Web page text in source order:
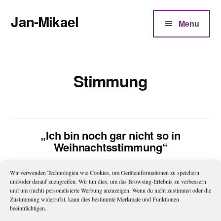
Wir verwenden Technologien wie Cookies, um Geräteinformationen zu speichern
und/oder darauf zuzugreifen. Wir tun dies, um das Browsing-Erlebnis zu verbessern
und um (nicht) personalisierte Werbung anzuzeigen. Wenn du nicht zustimmst oder die
Zustimmung widerrufst, kann dies bestimmte Merkmale und Funktionen
beeinträchtigen.
Inhalt
springen
menu
Jan-Mikael Menu
Stimmung
„Ich bin noch gar nicht so in
Weihnachtsstimmung“
Ob auf der Arbeit, beim Einkaufen oder unter Freunden. Jener
Tage fällt häufig wieder dieser eine Satz: „Ich bin noch gar
nicht so in Weihnachtsstimmung.“ Es ist möglicherweise ein
deutsches Phänomen, dass man sich zunächst Gedanken